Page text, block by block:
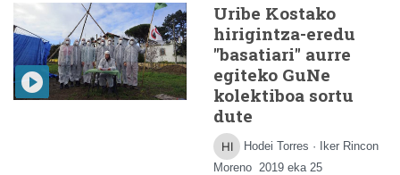
Uribe Kostako
hirigintza-eredu
"basatiari" aurre
egiteko GuNe
kolektiboa sortu
dute
Hodei Torres · Iker Rincon
Moreno 2019 eka 25